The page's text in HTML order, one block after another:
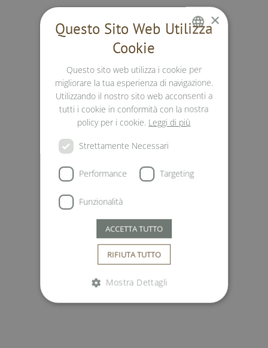
ENGLISH
ITALIAN
×
Questo Sito Web Utilizza
Cookie
Questo sito web utilizza i cookie per
migliorare la tua esperienza di navigazione.
Utilizzando il nostro sito web acconsenti a
tutti i cookie in conformità con la nostra
policy per i cookie. Leggi di più
Strettamente Necessari
Performance Targeting
Funzionalità
ACCETTA TUTTO
RIFIUTA TUTTO
Mostra Dettagli